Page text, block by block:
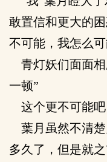
敢置信和更大的
不可能，我怎么
青灯妖们面面相
一顿”
这个更不可能吧
葉月虽然不清楚
多久了，但是就